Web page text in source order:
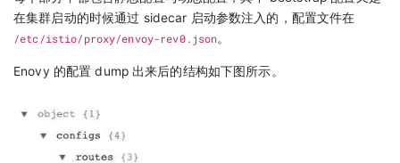
在集群启动的时候通过 sidecar 启动参数注入的，配置文件在
/etc/istio/proxy/envoy-rev0.json。
Enovy 的配置 dump 出来后的结构如下图所示。